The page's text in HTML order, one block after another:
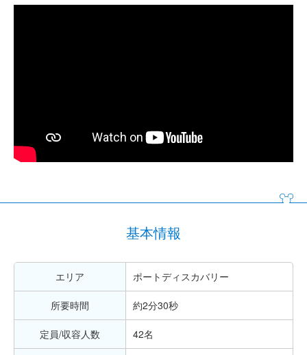
基本情報
エリア ポートディスカバリー
所要時間 約2分30秒
定員/収容人数 42名